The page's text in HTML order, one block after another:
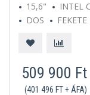
15,6"
INTEL
DOS
FEKETE
509 900 Ft
(401 496 FT + ÁFA)